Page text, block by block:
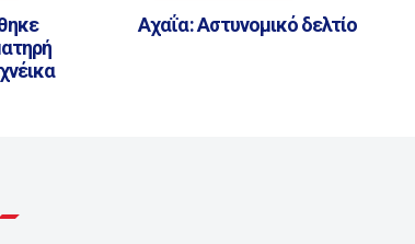
Αχαΐα: Αστυνομικό δελτίο